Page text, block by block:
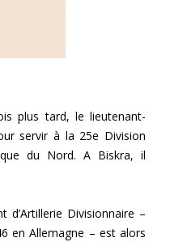
plus tard, le lieutenant-
servir à la 25e Division
du Nord. A Biskra, il
d’Artillerie Divisionnaire –
en Allemagne – est alors